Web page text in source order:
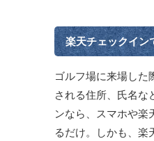
楽天チェックイン
ゴルフ場に来場した
される住所、氏名な
ンなら、スマホや楽
るだけ。しかも、楽